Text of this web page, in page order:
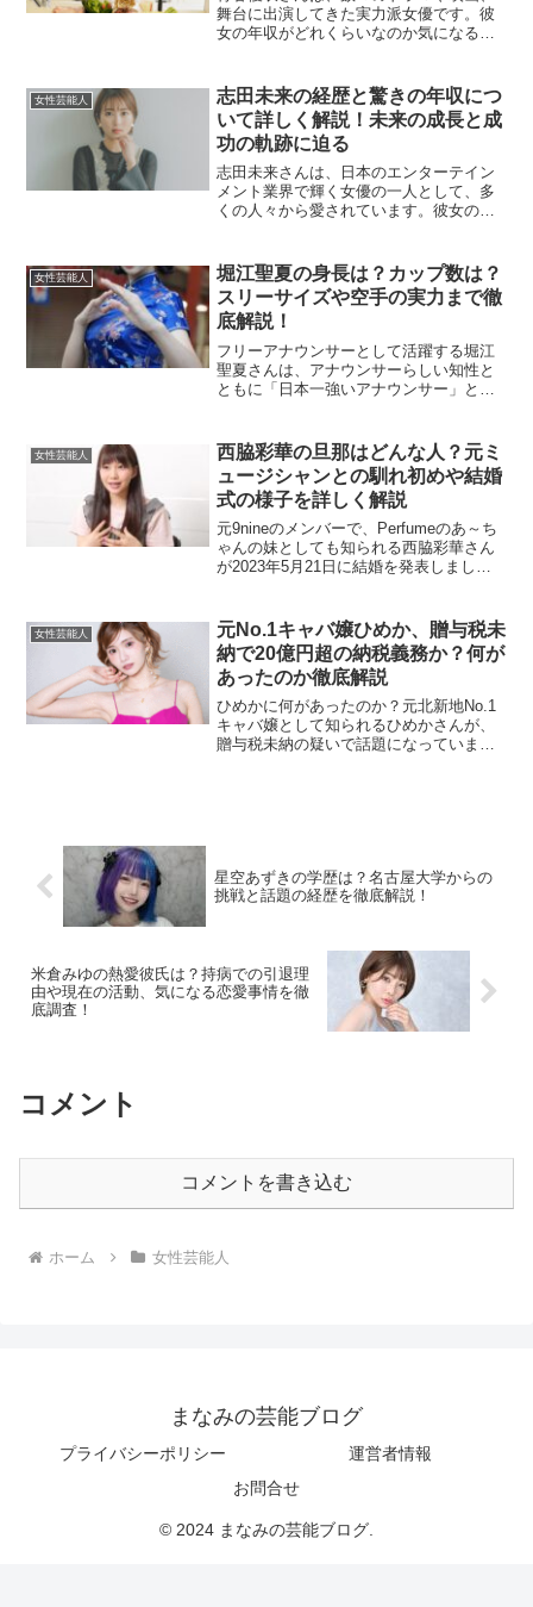
舞台に出演してきた実力派女優です。彼
女の年収がどれくらいなのか気になる方
想し、その背景に迫ってみたいと思いま
す。青谷優衣の年収はどれ...
女性芸能人
志田未来の経歴と驚きの年収につ
いて詳しく解説！未来の成長と成
功の軌跡に迫る
志田未来さんは、日本のエンターテイン
メント業界で輝く女優の一人として、多
くの人々から愛されています。彼女の経
未来さんの成功の道のりや、現在の年収
について詳しくご紹介しま...
女性芸能人
堀江聖夏の身長は？カップ数は？
スリーサイズや空手の実力まで徹
底解説！
フリーアナウンサーとして活躍する堀江
聖夏さんは、アナウンサーらしい知性と
ともに「日本一強いアナウンサー」とい
身長やカップ数、スリーサイズ、さらに
空手の実力や鍛え上げられ...
女性芸能人
西脇彩華の旦那はどんな人？元ミ
ュージシャンとの馴れ初めや結婚
式の様子を詳しく解説
元9nineのメンバーで、Perfumeのあ～ち
ゃんの妹としても知られる西脇彩華さん
が2023年5月21日に結婚を発表しまし
の情報やお二人の馴れ初め、結婚式のエ
ピソード...
女性芸能人
元No.1キャバ嬢ひめか、贈与税未
納で20億円超の納税義務か？何が
あったのか徹底解説
ひめかに何があったのか？元北新地No.1
キャバ嬢として知られるひめかさんが、
贈与税未納の疑いで話題になっていま
星空あずきの学歴は？名古屋大学からの
挑戦と話題の経歴を徹底解説！
米倉みゆの熱愛彼氏は？持病での引退理
由や現在の活動、気になる恋愛事情を徹
底調査！
コメント
コメントを書き込む
ホーム 女性芸能人
まなみの芸能ブログ
プライバシーポリシー
運営者情報
お問合せ
© 2024 まなみの芸能ブログ.